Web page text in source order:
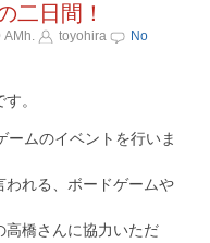
二日間！
AMh. toyohira
No
。
ームのイベントを行いま
われる、ボードゲームや
高橋さんに協力いただ